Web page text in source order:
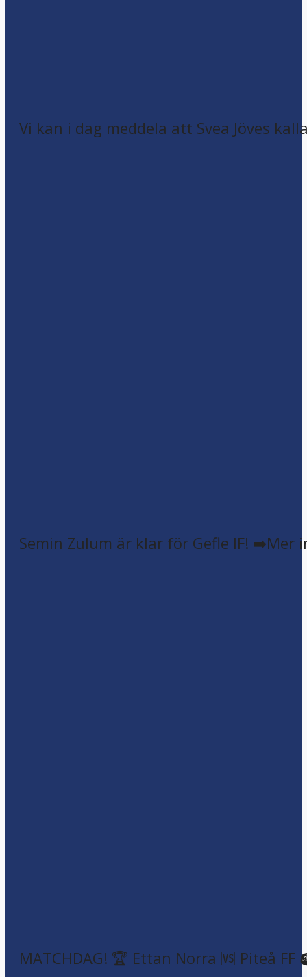
Vi kan i dag meddela att Svea Jöves
Semin Zulum är klar för Gefle IF! ➡️Mer
MATCHDAG! 🏆 Ettan Norra 🆚 Piteå FF